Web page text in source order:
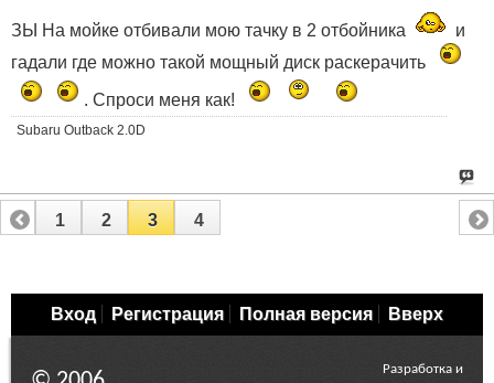
ЗЫ На мойке отбивали мою тачку в 2 отбойника
и
гадали где можно такой мощный диск раскерачить
. Спроси меня как!
Subaru Outback 2.0D
1 2 3 4
Вход Регистрация Полная версия Вверх
Разработка и